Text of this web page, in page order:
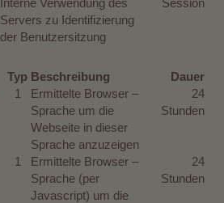
Servers zu Identifizierung
der Benutzersitzung
Typ Beschreibung
Dauer
1
Ermittelte Browser –
Sprache um die
Webseite in dieser
Sprache anzuzeigen
24
Stunden
1
Ermittelte Browser –
Sprache (per
Javascript) um die
24
Stunden